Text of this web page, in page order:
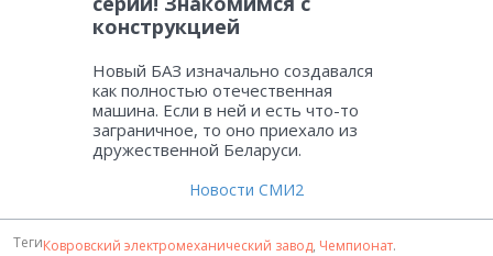
конструкцией
Новый БАЗ изначально создавался
как полностью отечественная
машина. Если в ней и есть что-то
заграничное, то оно приехало из
дружественной Беларуси.
Новости СМИ2
ТегиКовровский электромеханический завод, Чемпионат.